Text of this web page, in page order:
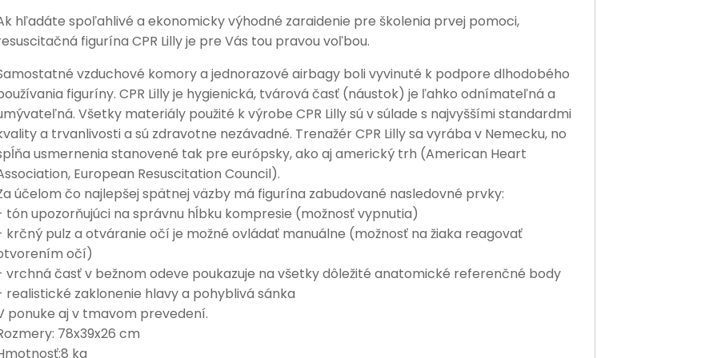
hľadáte spoľahlivé a ekonomicky výhodné zaraidenie pre školenia prvej pomoci,
figurína CPR Lilly je pre Vás tou pravou voľbou.
vzduchové komory a jednorazové airbagy boli vyvinuté k podpore dlhodobého
figuríny. CPR Lilly je hygienická, tvárová časť (náustok) je ľahko odnímateľná a
Všetky materiály použité k výrobe CPR Lilly sú v súlade s najvyššími standardmi
a trvanlivosti a sú zdravotne nezávadné. Trenažér CPR Lilly sa vyrába v Nemecku, no
usmernenia stanovené tak pre európsky, ako aj americký trh (American Heart
European Resuscitation Council).
účelom čo najlepšej spätnej väzby má figurína zabudované nasledovné prvky:
tón upozorňujúci na správnu hĺbku kompresie (možnosť vypnutia)
krčný pulz a otváranie očí je možné ovládať manuálne (možnosť na žiaka reagovať
očí)
vrchná časť v bežnom odeve poukazuje na všetky dôležité anatomické referenčné body
realistické zaklonenie hlavy a pohyblivá sánka
ponuke aj v tmavom prevedení.
78x39x26 cm
kg